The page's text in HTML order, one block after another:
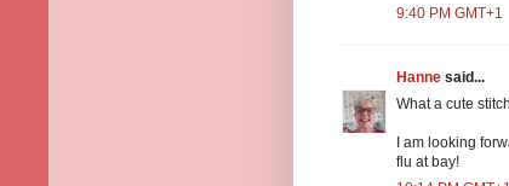
9:40 PM GMT+1
Hanne said...
What a cute
I am looking
flu at bay!